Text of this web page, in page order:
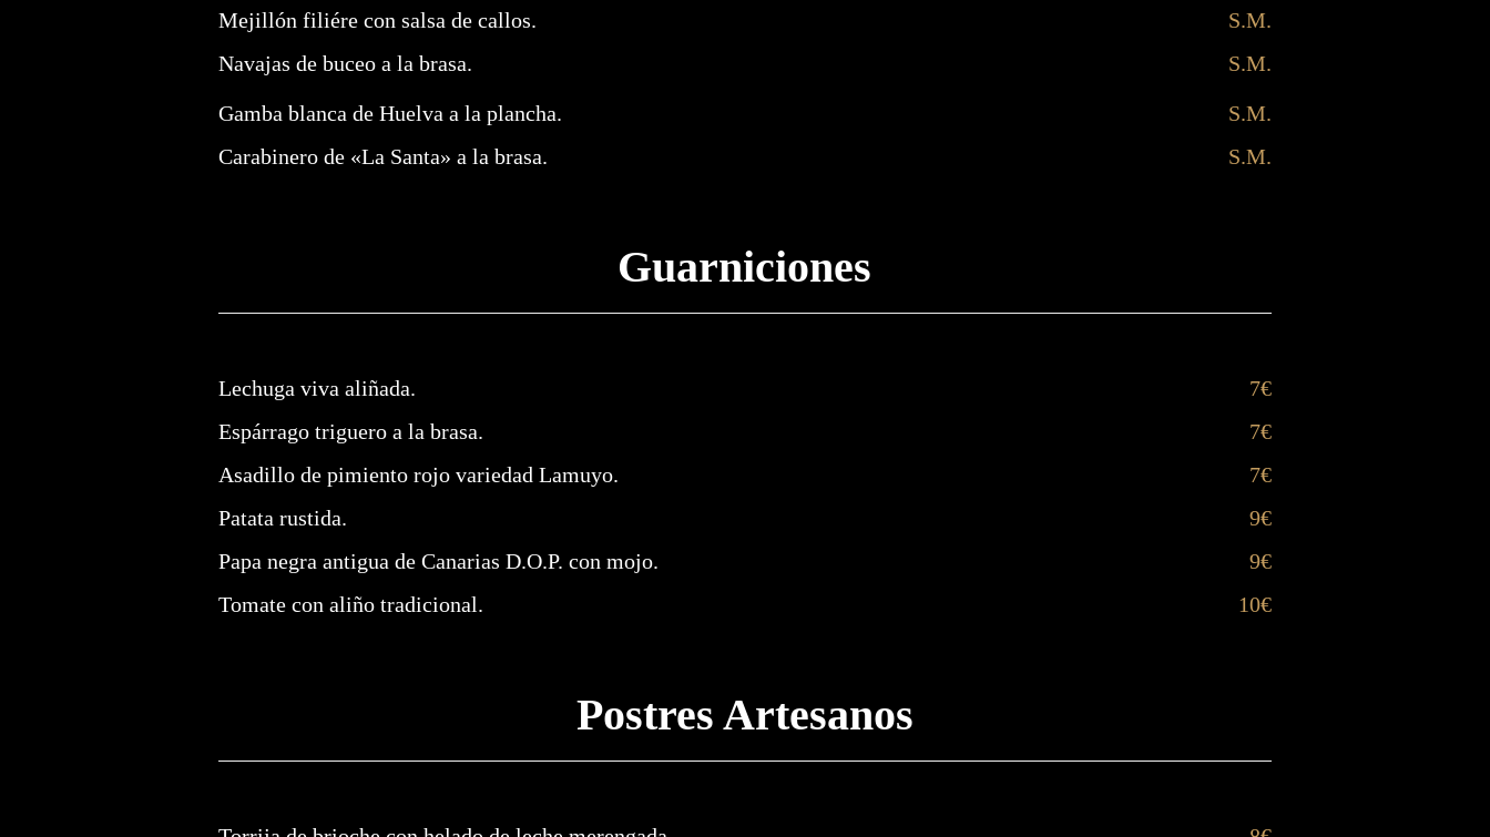
Mejillón filiére con salsa de callos.
S.M.
Navajas de buceo a la brasa.
S.M.
Gamba blanca de Huelva a la plancha.
S.M.
Carabinero de «La Santa» a la brasa.
S.M.
Guarniciones
Lechuga viva aliñada.
7€
Espárrago triguero a la brasa.
7€
Asadillo de pimiento rojo variedad Lamuyo.
7€
Patata rustida.
9€
Papa negra antigua de Canarias D.O.P. con mojo.
9€
Tomate con aliño tradicional.
10€
Postres Artesanos